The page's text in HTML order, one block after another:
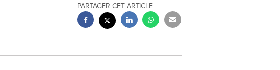
PARTAGER CET ARTICLE